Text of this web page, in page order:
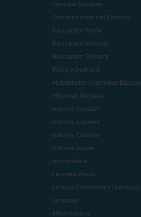
- Ciencias Sociales
- Conocimiento del Entorno
- Educación Física
- Educación Musical
- Educación Plástica
- Física y Química
- Habilidades Cognitivas Básicas
- Historias Sociales
- Idioma: Catalán
- Idioma: Euskera
- Idioma: Gallego
- Idioma: Inglés
- Informática
- Lectoescritura
- Lengua Castellana y Literatura
- Lenguaje
- Matemáticas